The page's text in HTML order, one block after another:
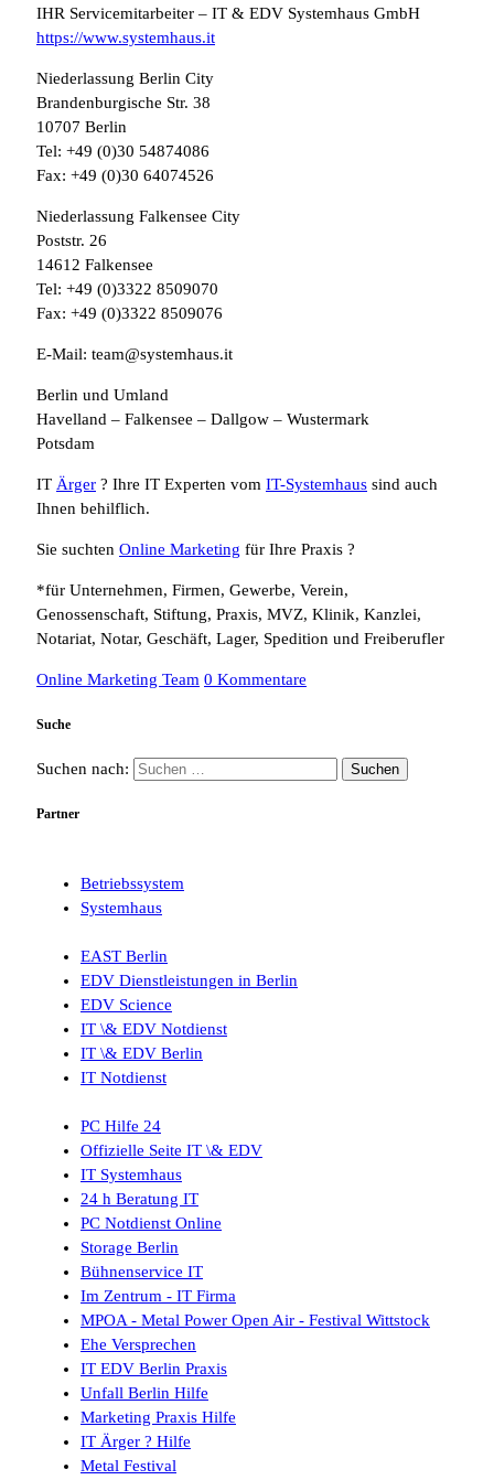
IHR Servicemitarbeiter – IT & EDV Systemhaus GmbH
https://www.systemhaus.it
Niederlassung Berlin City
Brandenburgische Str. 38
10707 Berlin
Tel: +49 (0)30 54874086
Fax: +49 (0)30 64074526
Niederlassung Falkensee City
Poststr. 26
14612 Falkensee
Tel: +49 (0)3322 8509070
Fax: +49 (0)3322 8509076
E-Mail: team@systemhaus.it
Berlin und Umland
Havelland – Falkensee – Dallgow – Wustermark
Potsdam
IT Ärger ? Ihre IT Experten vom IT-Systemhaus sind auch
Ihnen behilflich.
Sie suchten Online Marketing für Ihre Praxis ?
*für Unternehmen, Firmen, Gewerbe, Verein,
Genossenschaft, Stiftung, Praxis, MVZ, Klinik, Kanzlei,
Notariat, Notar, Geschäft, Lager, Spedition und Freiberufler
Online Marketing Team 0 Kommentare
Suche
Suchen nach:
Partner
Betriebssystem
Systemhaus
EAST Berlin
EDV Dienstleistungen in Berlin
EDV Science
IT \& EDV Notdienst
IT \& EDV Berlin
IT Notdienst
PC Hilfe 24
Offizielle Seite IT \& EDV
IT Systemhaus
24 h Beratung IT
PC Notdienst Online
Storage Berlin
Bühnenservice IT
Im Zentrum - IT Firma
MPOA - Metal Power Open Air - Festival Wittstock
Ehe Versprechen
IT EDV Berlin Praxis
Unfall Berlin Hilfe
Marketing Praxis Hilfe
IT Ärger ? Hilfe
Metal Festival